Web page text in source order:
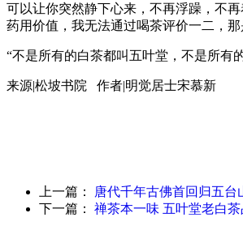
可以让你突然静下心来，不再浮躁，不
药用价值，我无法通过喝茶评价一二，那
“不是所有的白茶都叫五叶堂，不是所有
来源|松坡书院 作者|明觉居士宋慕新
上一篇： 唐代千年古佛首回归五台
下一篇： 禅茶本一味 五叶堂老白